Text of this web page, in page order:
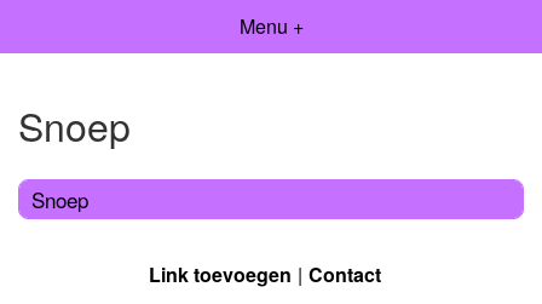
Menu +
Snoep
Snoep
Link toevoegen Contact